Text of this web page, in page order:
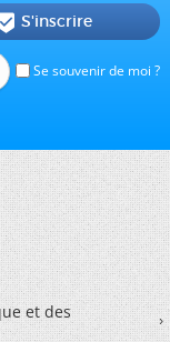
Se souvenir de moi ?
S'inscrire
et des